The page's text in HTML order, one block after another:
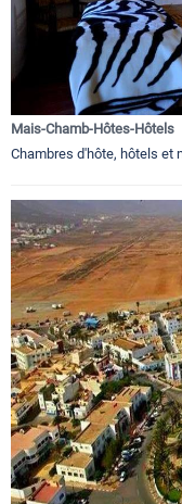
Mais-Chamb-Hôtes-Hôtels
Chambres d'hôte, hôtels et